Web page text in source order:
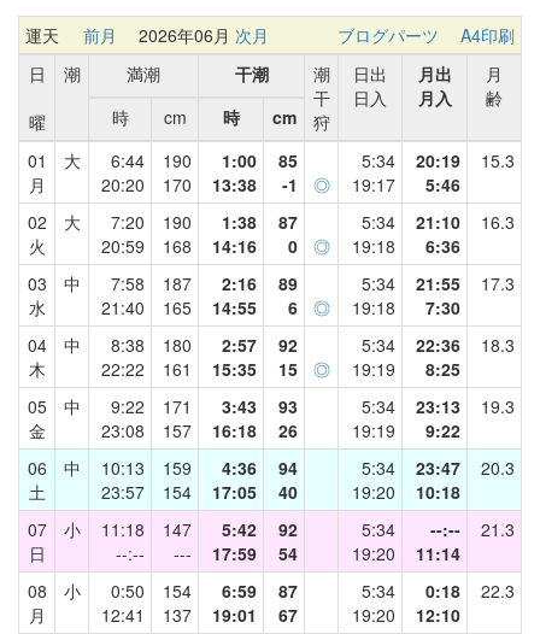
運天 前月 2026年06月 次月 ブログパーツ
A4印刷
日
曜
潮 満潮 干潮
潮
干
狩
日出
日入
月出
月入
月
齢
時
cm 時
cm
01
月
大
6:44
20:20
190
170
1:00
13:38
85
-1
◎
5:34
19:17
20:19
5:46
15.3
02
火
大
7:20
20:59
190
168
1:38
14:16
87
0
◎
5:34
19:18
21:10
6:36
16.3
03
水
中
7:58
21:40
187
165
2:16
14:55
89
6
◎
5:34
19:18
21:55
7:30
17.3
04
木
中
8:38
22:22
180
161
2:57
15:35
92
15
◎
5:34
19:19
22:36
8:25
18.3
05
金
中
9:22
23:08
171
157
3:43
16:18
93
26
5:34
19:19
23:13
9:22
19.3
06
土
中
10:13
23:57
159
154
4:36
17:05
94
40
5:34
19:20
23:47
10:18
20.3
07
日
小
11:18
--:--
147
---
5:42
17:59
92
54
5:34
19:20
--:--
11:14
21.3
08
月
小
0:50
12:41
154
137
6:59
19:01
87
67
5:34
19:20
0:18
12:10
22.3